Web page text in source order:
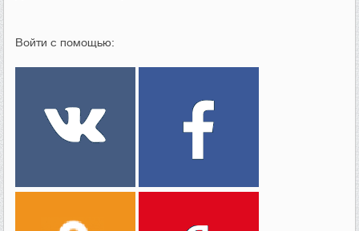
Войти с помощью: